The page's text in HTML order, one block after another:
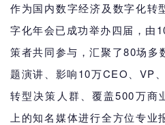
作为国内数字经济及数字化转
字化年会已成功举办四届，由
策者共同参与，汇聚了80场多
题演讲、影响10万CEO、VP
转型决策人群、覆盖500万商
上的知名媒体进行全方位专